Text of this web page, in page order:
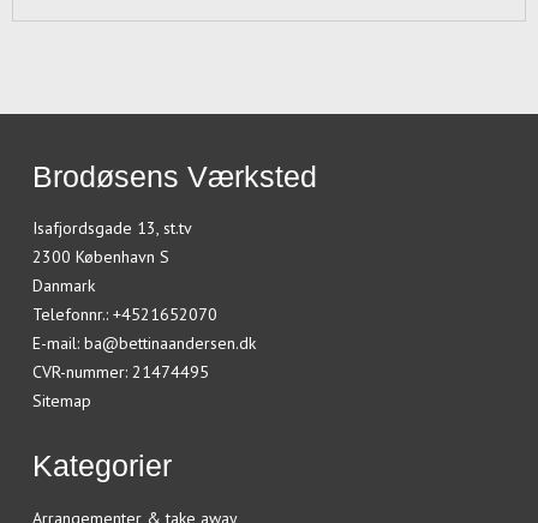
Brodøsens Værksted
Isafjordsgade 13, st.tv
2300 København S
Danmark
Telefonnr.: +4521652070
E-mail: ba@bettinaandersen.dk
CVR-nummer: 21474495
Sitemap
Kategorier
Arrangementer & take away